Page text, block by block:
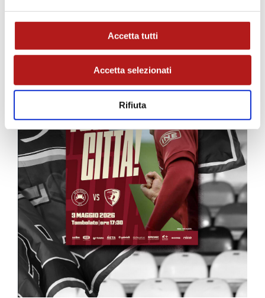
Accetta tutti
Accetta selezionati
Rifiuta